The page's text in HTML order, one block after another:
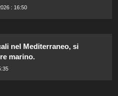
: 16:50
nel Mediterraneo, si
marino.